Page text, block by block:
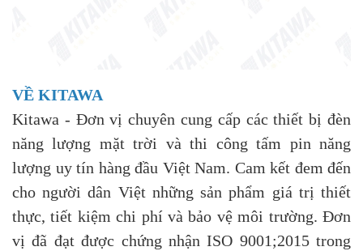
VỀ KITAWA
Kitawa - Đơn vị chuyên cung cấp các thiết bị đèn
năng lượng mặt trời và thi công tấm pin năng
lượng uy tín hàng đầu Việt Nam. Cam kết đem đến
cho người dân Việt những sản phẩm giá trị thiết
thực, tiết kiệm chi phí và bảo vệ môi trường. Đơn
vị đã đạt được chứng nhận ISO 9001;2015 trong